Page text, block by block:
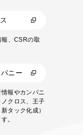
、CSRの取
ニー
報やカンパニ
クロス、王子
タック化成）
。